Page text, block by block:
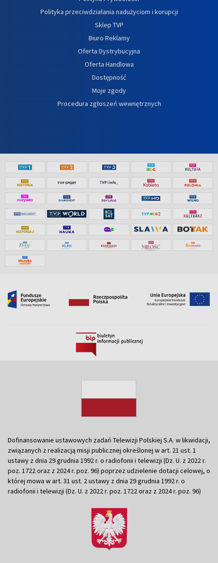
Polityka przeciwdziałania nadużyciom i korupcji
Sklep TVP
Biuro Reklamy
Oferta Dystrybucyjna
Oferta Handlowa
Dostępność
Moje zgody
Procedura zgłoszeń wewnętrznych
Dofinansowanie ustawowych zadań Telewizji Polskiej S.A. w likwidacji,
związanych z realizacją misji publicznej określonej w art. 21 ust. 1
ustawy z dnia 29 grudnia 1992 r. o radiofonii i telewizji (Dz. U. z 2022 r.
poz. 1722 oraz z 2024 r. poz. 96) poprzez udzielenie dotacji celowej, o
której mowa w art. 31 ust. 2 ustawy z dnia 29 grudnia 1992 r. o
radiofonii i telewizji (Dz. U. z 2022 r. poz. 1722 oraz z 2024 r. poz. 96)